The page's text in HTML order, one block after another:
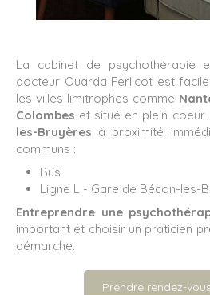
La cabinet de psychothérapie
docteur Ouarda Ferlicot est
les villes limitrophes comme
Colombes et situé en plein coeur
les-Bruyères à proximité
communs :
Bus
Ligne L - Gare de Bécon-les-
Entreprendre une
important et choisir un praticien
démarche.
Prendre rendez-